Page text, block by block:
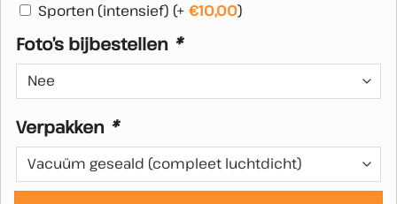
Sporten (intensief) (+ €10,00)
Foto’s bijbestellen *
Verpakken *